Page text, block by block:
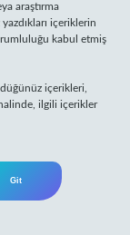
araştırma
içeriklerin
kabul etmiş
içerikleri,
ilgili içerikler